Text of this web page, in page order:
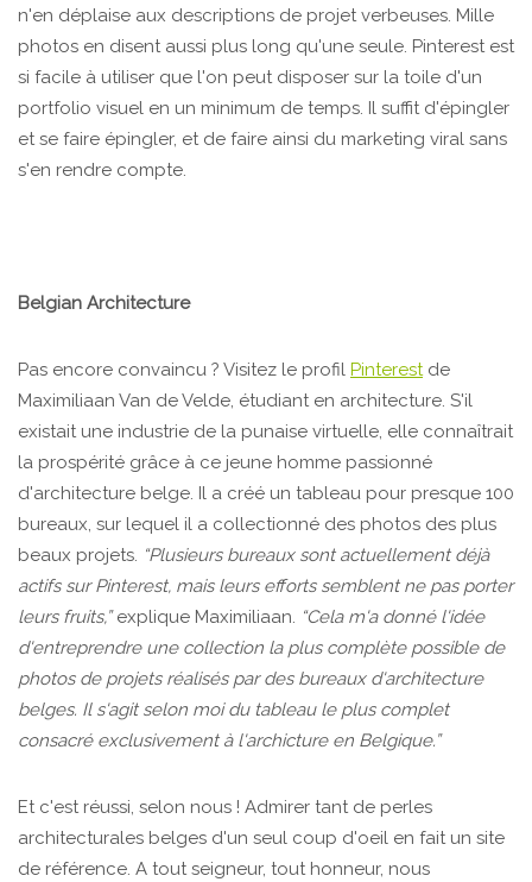
n'en déplaise aux descriptions de projet verbeuses. Mille
photos en disent aussi plus long qu'une seule. Pinterest est
si facile à utiliser que l'on peut disposer sur la toile d'un
portfolio visuel en un minimum de temps. Il suffit d'épingler
et se faire épingler, et de faire ainsi du marketing viral sans
s'en rendre compte.
Belgian Architecture
Pas encore convaincu ? Visitez le profil Pinterestde
Maximiliaan Van de Velde, étudiant en architecture. S'il
existait une industrie de la punaise virtuelle, elle connaîtrait
la prospérité grâce à ce jeune homme passionné
d'architecture belge. Il a créé un tableau pour presque 100
bureaux, sur lequel il a collectionné des photos des plus
beaux projets. “Plusieurs bureaux sont actuellement déjà
actifs sur Pinterest, mais leurs efforts semblent ne pas porter
leurs fruits,”explique Maximiliaan. “Cela m'a donné l'idée
d'entreprendre une collection la plus complète possible de
photos de projets réalisés par des bureaux d'architecture
belges. Il s'agit selon moi du tableau le plus complet
consacré exclusivement à l'archicture en Belgique.”
Et c'est réussi, selon nous ! Admirer tant de perles
architecturales belges d'un seul coup d'oeil en fait un site
de référence. A tout seigneur, tout honneur, nous